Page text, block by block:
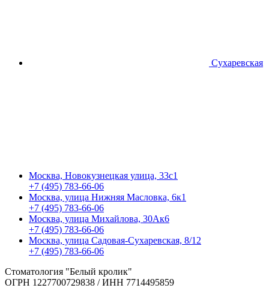
Сухаревская
Москва, Новокузнецкая улица, 33с1
+7 (495) 783-66-06
Москва, улица Нижняя Масловка, 6к1
+7 (495) 783-66-06
Москва, улица Михайлова, 30Ак6
+7 (495) 783-66-06
Москва, улица Садовая-Сухаревская, 8/12
+7 (495) 783-66-06
Стоматология "Белый кролик"
ОГРН 1227700729838 / ИНН 7714495859